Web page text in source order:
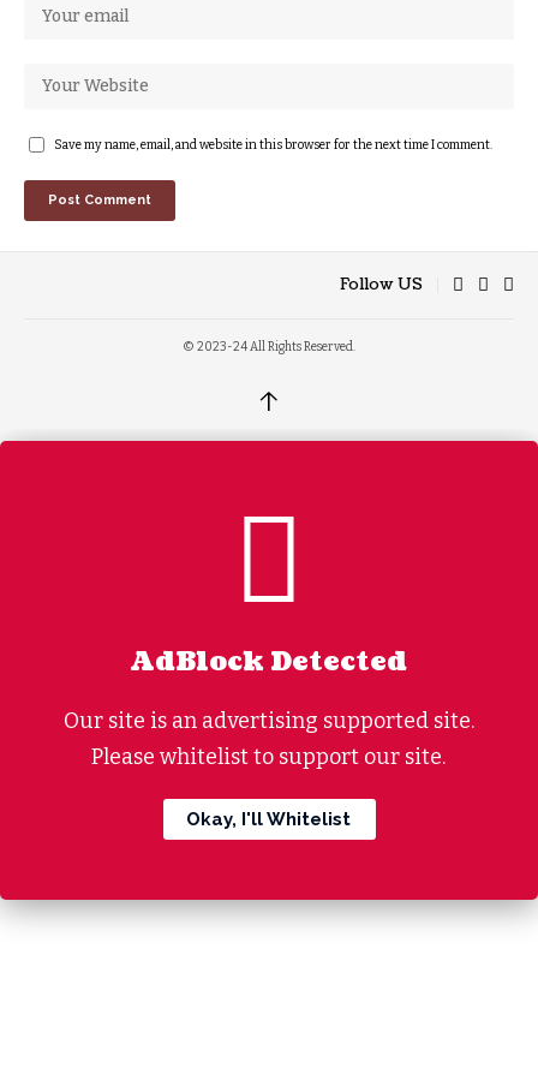
Save my name, email, and website in this browser for the next time I comment.
Follow US
© 2023-24 All Rights Reserved.
↑
AdBlock Detected
Our site is an advertising supported site.
Please whitelist to support our site.
Okay, I'll Whitelist